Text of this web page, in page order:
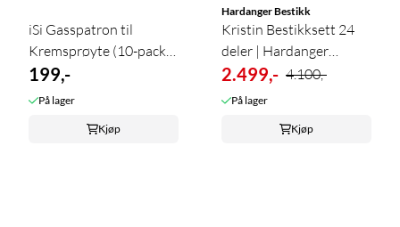
iSi Gasspatron til
Kremsprøyte (10-pack) -
...
199,-
På lager
Kjøp
Hardanger Bestikk
Kristin Bestikksett 24
deler | Hardanger
Bestikk ...
2.499,- 4.100,-
På lager
Kjøp